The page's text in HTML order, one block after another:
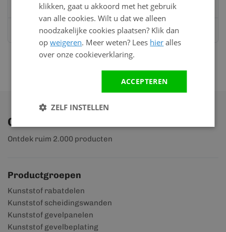
Mailinfo@kunststofbouwmateriaal.nl
Stuur ons een bericht opWhatsapp
Ontdek ons assortiment
Ontdek ruim 2.000 producten
Productgroepen
Kunststof rabatdelen
Kunststof scheidingswanden
Kunststof gevelpanelen
Kunststof gevelbeplating
klikken, gaat u akkoord met het gebruik
van alle cookies. Wilt u dat we alleen
noodzakelijke cookies plaatsen? Klik dan
opweigeren. Meer weten? Lees hier alles
over onze cookieverklaring.
ACCEPTEREN
ZELF INSTELLEN